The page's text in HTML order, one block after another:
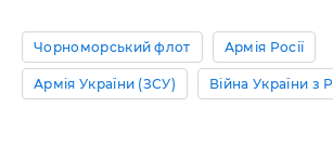
Чорноморський флот Армія Росії
Армія України (ЗСУ) Війна України з